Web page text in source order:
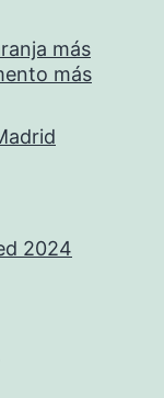
más
más
2024